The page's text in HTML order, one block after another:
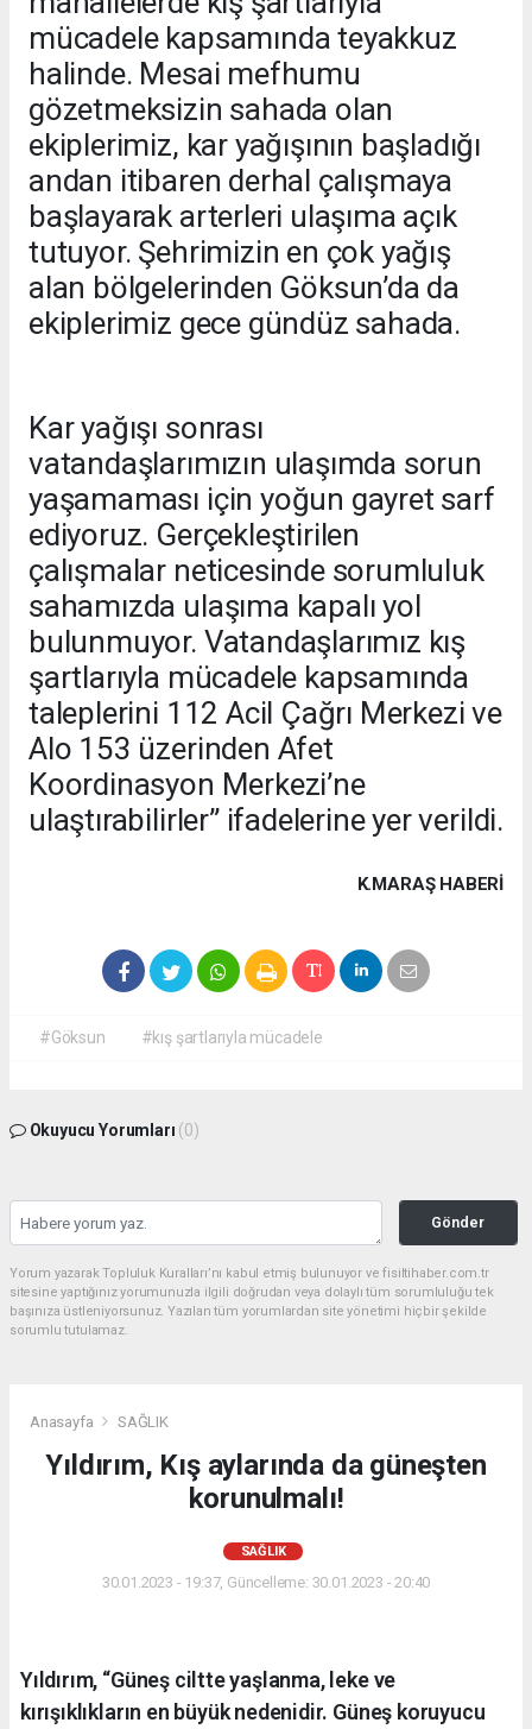
mücadele kapsamında teyakkuz
halinde. Mesai mefhumu
gözetmeksizin sahada olan
ekiplerimiz, kar yağışının başladığı
andan itibaren derhal çalışmaya
başlayarak arterleri ulaşıma açık
tutuyor. Şehrimizin en çok yağış
alan bölgelerinden Göksun’da da
ekiplerimiz gece gündüz sahada.
Kar yağışı sonrası
vatandaşlarımızın ulaşımda sorun
yaşamaması için yoğun gayret sarf
ediyoruz. Gerçekleştirilen
çalışmalar neticesinde sorumluluk
sahamızda ulaşıma kapalı yol
bulunmuyor. Vatandaşlarımız kış
şartlarıyla mücadele kapsamında
taleplerini 112 Acil Çağrı Merkezi ve
Alo 153 üzerinden Afet
Koordinasyon Merkezi’ne
ulaştırabilirler” ifadelerine yer verildi.
K.MARAŞ HABERİ
#Göksun #kış şartlarıyla mücadele
Okuyucu Yorumları (0)
Gönder
Yorum yazarak Topluluk Kuralları’nı kabul etmiş bulunuyor ve fisiltihaber.com.tr
sitesine yaptığınız yorumunuzla ilgili doğrudan veya dolaylı tüm sorumluluğu tek
başınıza üstleniyorsunuz. Yazılan tüm yorumlardan site yönetimi hiçbir şekilde
sorumlu tutulamaz.
Anasayfa SAĞLIK
Yıldırım, Kış aylarında da güneşten
korunulmalı!
SAĞLIK
30.01.2023 - 19:37, Güncelleme: 30.01.2023 - 20:40
Yıldırım, “Güneş ciltte yaşlanma, leke ve
kırışıklıkların en büyük nedenidir. Güneş koruyucu